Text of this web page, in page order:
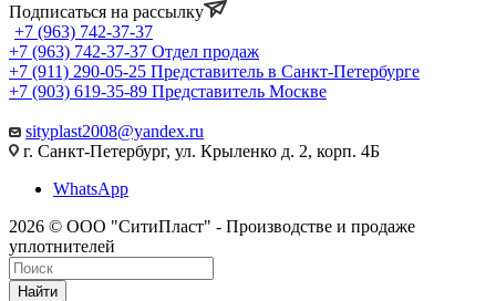
Подписаться на рассылку
+7 (963) 742-37-37
+7 (963) 742-37-37 Отдел продаж
+7 (911) 290-05-25 Представитель в Санкт-Петербурге
+7 (903) 619-35-89 Представитель Москве
sityplast2008@yandex.ru
г. Санкт-Петербург, ул. Крыленко д. 2, корп. 4Б
WhatsApp
2026 © ООО "СитиПласт" - Производстве и продаже
уплотнителей
Найти